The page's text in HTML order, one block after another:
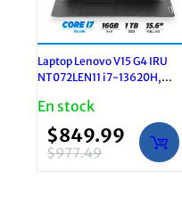
Laptop Lenovo V15 G4 IRU
NT072LEN11 i7-13620H,
Windows 11 Pro
En stock
$977.49
$849.99